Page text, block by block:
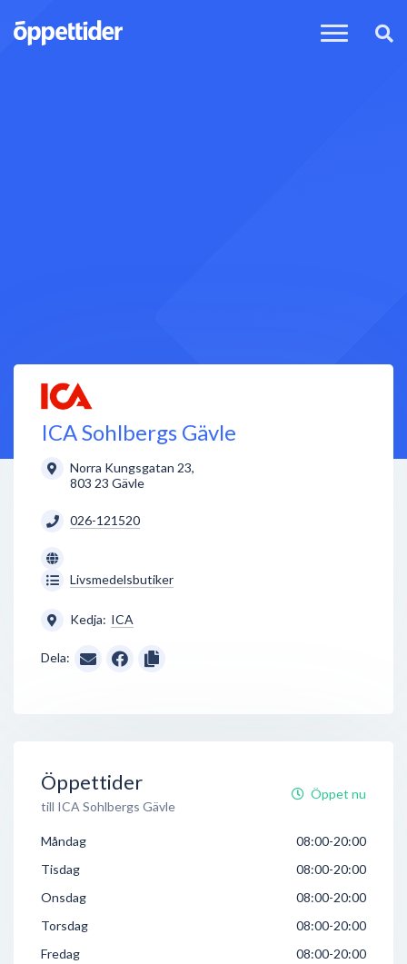
ICA Sohlbergs Gävle
Norra Kungsgatan 23,
803 23 Gävle
026-121520
Livsmedelsbutiker
Kedja: ICA
Dela:
Öppettider
till ICA Sohlbergs Gävle
Öppet nu
Måndag
08:00-20:00
Tisdag
08:00-20:00
Onsdag
08:00-20:00
Torsdag
08:00-20:00
Fredag
08:00-20:00